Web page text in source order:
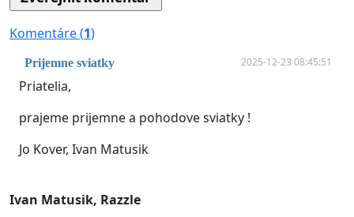
Komentáre (1)
Prijemne sviatky 2025-12-23 08:45:51
Priatelia,
prajeme prijemne a pohodove sviatky !
Jo Kover, Ivan Matusik
Ivan Matusik, Razzle